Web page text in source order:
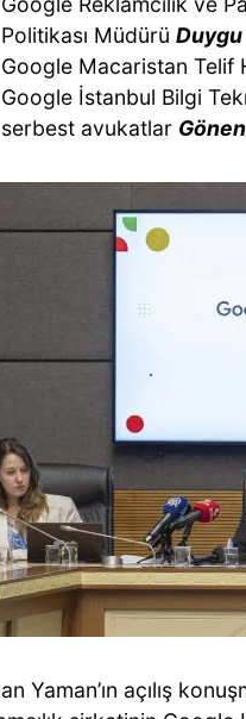
Politikası Müdürü
Google Macaristan Telif
Google İstanbul Bilgi
serbest avukatlar
Yaman’ın açılış